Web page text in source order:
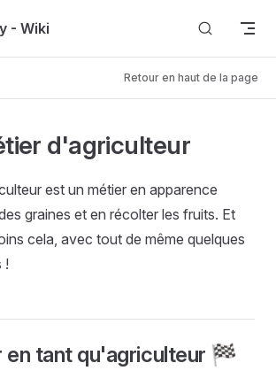
- Wiki
Retour en haut de la page
d'agriculteur
est un métier en apparence
graines et en récolter les fruits. Et
cela, avec tout de même quelques
!
tant qu'agriculteur 🏁